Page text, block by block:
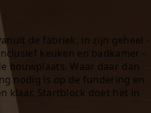
de fabriek, in zijn geheel -
keuken en badkamer -
bouwplaats. Waar daar dan
nodig is op de fundering en
klaar. Startblock doet het in